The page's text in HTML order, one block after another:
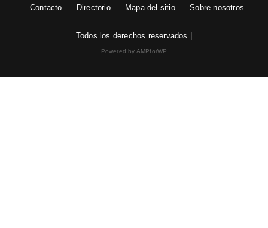
Contacto
Directorio Mapa del sitio Sobre nosotros
Todos los derechos reservados |
Powered by AMPforWP